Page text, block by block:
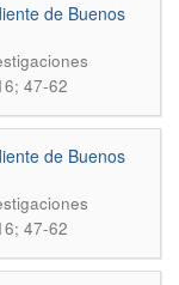
de Buenos
47-62
de Buenos
47-62